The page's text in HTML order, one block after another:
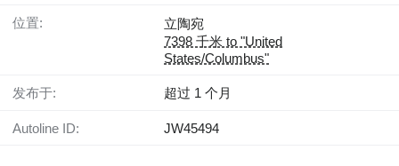
位置:
立陶宛
7398 千米 to "United
States/Columbus"
发布于: 超过 1 个月
Autoline ID: JW45494